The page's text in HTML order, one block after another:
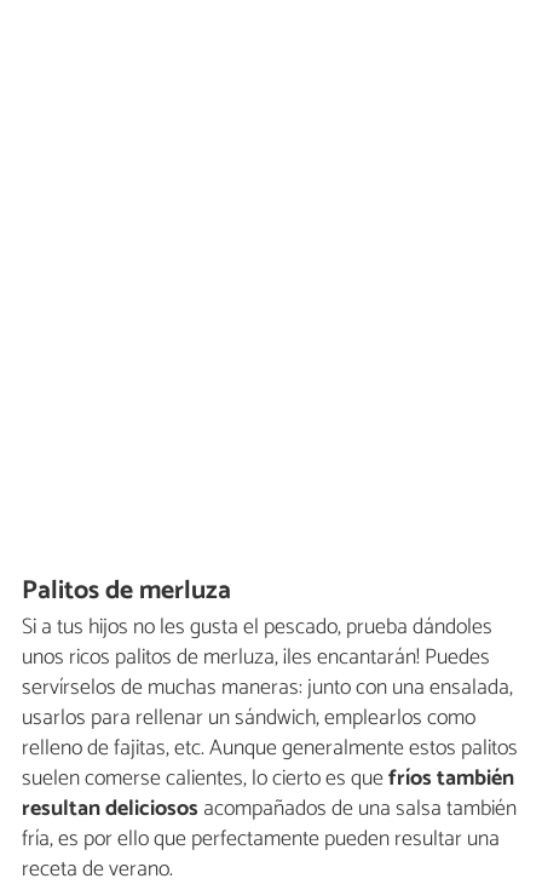
Palitos de merluza
Si a tus hijos no les gusta el pescado, prueba dándoles
unos ricos palitos de merluza, ¡les encantarán! Puedes
servírselos de muchas maneras: junto con una ensalada,
usarlos para rellenar un sándwich, emplearlos como
relleno de fajitas, etc. Aunque generalmente estos palitos
suelen comerse calientes, lo cierto es quefríos también
resultan deliciosos acompañados de una salsa también
fría, es por ello que perfectamente pueden resultar una
receta de verano.